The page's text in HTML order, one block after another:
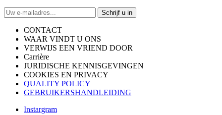
Schrijf u in
CONTACT
WAAR VINDT U ONS
VERWIJS EEN VRIEND DOOR
Carrière
JURIDISCHE KENNISGEVINGEN
COOKIES EN PRIVACY
QUALITY POLICY
GEBRUIKERSHANDLEIDING
Instargram